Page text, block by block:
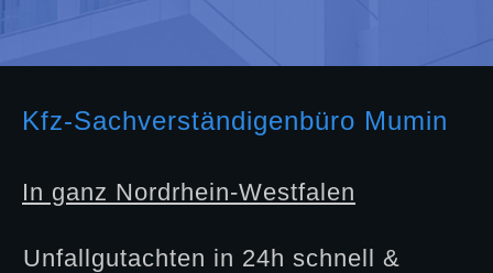
Kfz-Sachverständigenbüro Mumin
In ganz Nordrhein-Westfalen
Unfallgutachten in 24h schnell &